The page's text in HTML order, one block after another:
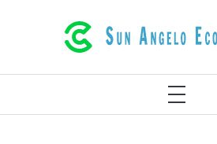
VILE ECOLOGICE DE
RETHYMNO, CRETA,